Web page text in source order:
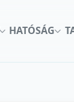
HATÓSÁG